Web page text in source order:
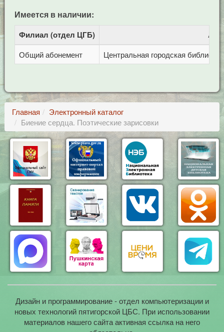
Имеется в наличии:
Филиал (отдел ЦГБ)
Общий абонемент Центральная городская
Главная
Электронный каталог
Биение сердца. Поэтические зарисовки
Дизайн и программирование - отдел компьютеризации и
новых технологий пятигорской ЦБС. При использовании
материалов нашего сайта активная ссылка на него